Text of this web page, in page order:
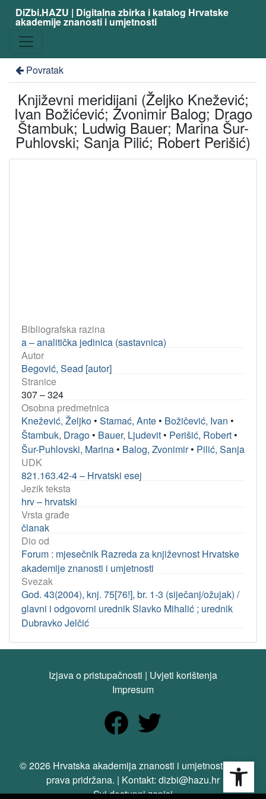
DiZbi.HAZU | Digitalna zbirka i katalog Hrvatske
akademije znanosti i umjetnosti
Povratak
Književni meridijani (Željko Knežević;
Ivan Božićević; Zvonimir Balog; Drago
Štambuk; Ludwig Bauer; Marina Šur-
Puhlovski; Sanja Pilić; Robert Perišić)
Bibliografska razina
a – analitička jedinica (sastavnica)
Autor
Begović, Sead [autor]
Stranice
307 – 324
Osobna predmetnica
Knežević, Željko • Stamać, Ante • Božičević, Ivan •
Štambuk, Drago • Bauer, Ljudevit • Perišić, Robert •
Šur-Puhlovski, Marina • Balog, Zvonimir• Pilić, Sanja
UDK
821.163.42-4 – Hrvatski esej
Jezik teksta
hrv – hrvatski
Vrsta građe
članak
Dio od
Forum : mjesečnik Razreda za književnost Hrvatske
akademije znanosti i umjetnosti
Svezak
God. 43(2004), knj. 75[76!], br. 1-3 (siječanj/ožujak) /
glavni i odgovorni urednik Slavko Mihalić ; urednik
Dubravko Jelčić
Izjava o pristupačnosti | Uvjeti korištenja
Impresum
© 2026 Hrvatska akademija znanosti i umjetnosti. Sva
prava pridržana. | Kontakt: dizbi@hazu.hr
Svi dostupni zapisi